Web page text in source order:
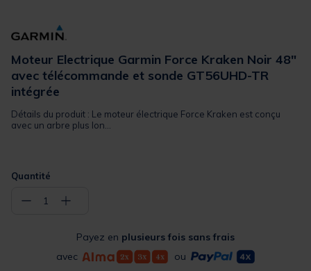
Moteur Electrique Garmin Force Kraken Noir 48"
avec télécommande et sonde GT56UHD-TR
intégrée
Détails du produit : Le moteur électrique Force Kraken est conçu
avec un arbre plus lon...
Quantité
− 1 +
Payez en plusieurs fois sans frais
avec
ou